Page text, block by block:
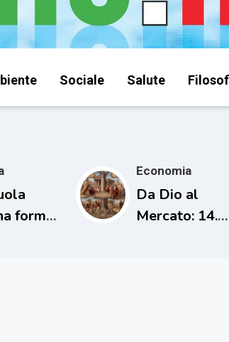
Sociale Salute
forma
Economia
Da Dio al
Mercato: 14.